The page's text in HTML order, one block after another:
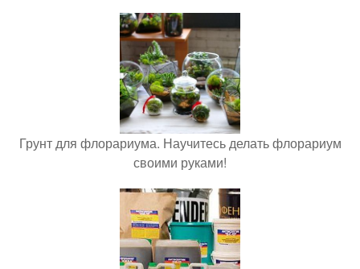
Грунт для флорариума. Научитесь делать флорариум
своими руками!